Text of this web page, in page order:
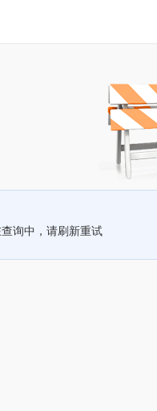
询中，请刷新重试